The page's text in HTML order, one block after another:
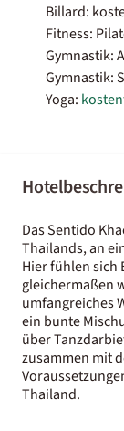
Billard:
Fitness:
Gymnastik:
Gymnastik:
Yoga:
Das Sentido
Thailands, an
Hier fühlen sich
gleichermaßen
umfangreiches
ein bunte
über
zusammen mit
Thailand.